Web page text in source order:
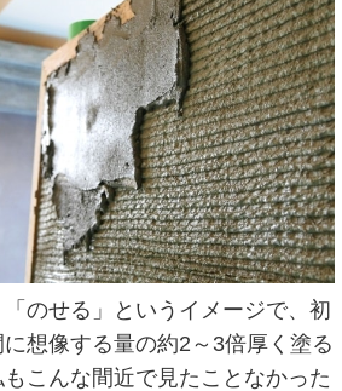
「のせる」というイメージで、初
想像する量の約2～3倍厚く塗る
こんな間近で見たことなかった